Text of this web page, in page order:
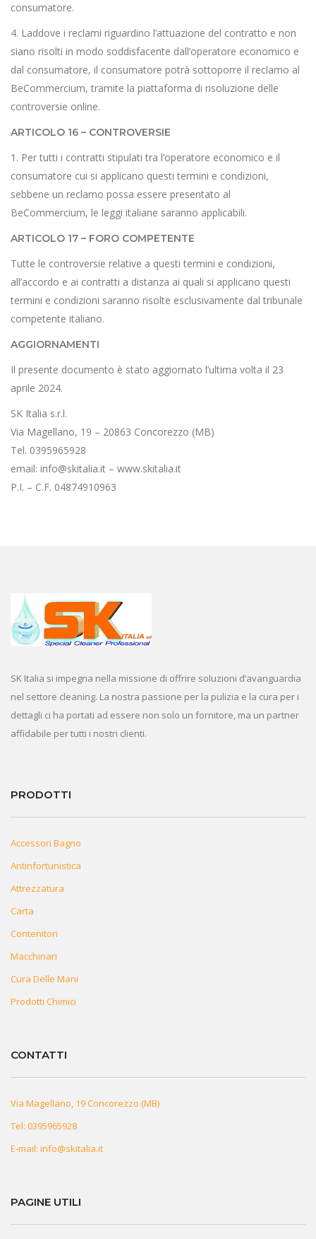
consumatore.
4. Laddove i reclami riguardino l’attuazione del contratto e non
siano risolti in modo soddisfacente dall’operatore economico e
dal consumatore, il consumatore potrà sottoporre il reclamo al
BeCommercium, tramite la piattaforma di risoluzione delle
controversie online.
ARTICOLO 16 – CONTROVERSIE
1. Per tutti i contratti stipulati tra l’operatore economico e il
consumatore cui si applicano questi termini e condizioni,
sebbene un reclamo possa essere presentato al
BeCommercium, le leggi italiane saranno applicabili.
ARTICOLO 17 – FORO COMPETENTE
Tutte le controversie relative a questi termini e condizioni,
all’accordo e ai contratti a distanza ai quali si applicano questi
termini e condizioni saranno risolte esclusivamente dal tribunale
competente italiano.
AGGIORNAMENTI
Il presente documento è stato aggiornato l’ultima volta il 23
aprile 2024.
SK Italia s.r.l.
Via Magellano, 19 – 20863 Concorezzo (MB)
Tel. 0395965928
email: info@skitalia.it – www.skitalia.it
P.I. – C.F. 04874910963
SK Italia si impegna nella missione di offrire soluzioni d’avanguardia
nel settore cleaning. La nostra passione per la pulizia e la cura per i
dettagli ci ha portati ad essere non solo un fornitore, ma un partner
affidabile per tutti i nostri clienti.
PRODOTTI
Accessori Bagno
Antinfortunistica
Attrezzatura
Carta
Contenitori
Macchinari
Cura Delle Mani
Prodotti Chimici
CONTATTI
Via Magellano, 19 Concorezzo (MB)
Tel: 0395965928
E-mail: info@skitalia.it
PAGINE UTILI